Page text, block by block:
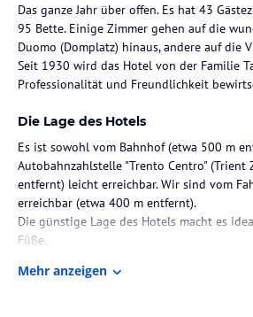
Das ganze Jahr über offen. Es hat 43
95 Bette. Einige Zimmer gehen auf die
Duomo (Domplatz) hinaus, andere auf die
Seit 1930 wird das Hotel von der Familie
Professionalität und Freundlichkeit
Die Lage des Hotels
Es ist sowohl vom Bahnhof (etwa 500 m
Autobahnzahlstelle "Trento Centro" (Trient
entfernt) leicht erreichbar. Wir sind vom
erreichbar (etwa 400 m entfernt).
Die günstige Lage des Hotels macht es
Füße.
historischen Denkmäler der Stadt, wie der
Mehr anzeigen